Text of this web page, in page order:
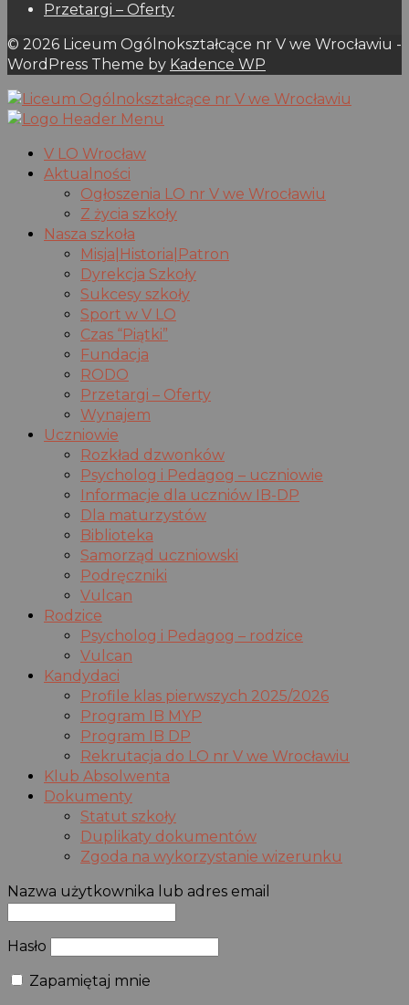
Przetargi – Oferty
© 2026 Liceum Ogólnokształcące nr V we Wrocławiu -
WordPress Theme by Kadence WP
V LO Wrocław
Aktualności
Ogłoszenia LO nr V we Wrocławiu
Z życia szkoły
Nasza szkoła
Misja|Historia|Patron
Dyrekcja Szkoły
Sukcesy szkoły
Sport w V LO
Czas “Piątki”
Fundacja
RODO
Przetargi – Oferty
Wynajem
Uczniowie
Rozkład dzwonków
Psycholog i Pedagog – uczniowie
Informacje dla uczniów IB-DP
Dla maturzystów
Biblioteka
Samorząd uczniowski
Podręczniki
Vulcan
Rodzice
Psycholog i Pedagog – rodzice
Vulcan
Kandydaci
Profile klas pierwszych 2025/2026
Program IB MYP
Program IB DP
Rekrutacja do LO nr V we Wrocławiu
Klub Absolwenta
Dokumenty
Statut szkoły
Duplikaty dokumentów
Zgoda na wykorzystanie wizerunku
Nazwa użytkownika lub adres email
Hasło
Zapamiętaj mnie